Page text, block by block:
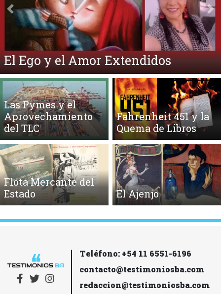
El Ego y el Amor Extendidos
Anterior
Las Pymes y el
Aprovechamiento
del TLC
Fahrenheit 451 y la
Quema de Libros
Flota Mercante del
Estado
El Ajenjo
Teléfono: +54 11 6551-6196
contacto@testimoniosba.com
redaccion@testimoniosba.com